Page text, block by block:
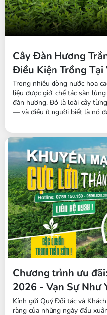
Cây Đàn Hương
Điều Kiện Trồng Tại
Trong nhiều dòng nước hoa
liệu được giới chế tác săn
đàn hương. Đó là loài cây
— và điều ít người biết là nó
Đàn hương trắng Ấn Độ (tên
gỗ thường xanh thuộc...
Chương trình ưu
2026 - Vạn Sự Như
Kính gửi Quý Đối tác và
ràng của những ngày đầu